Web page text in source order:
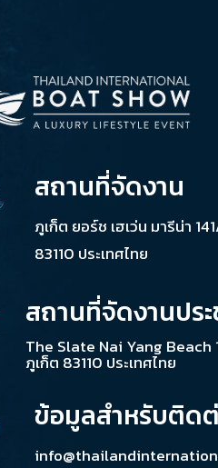
สถานที่จัดงาน
ภูเก็ต ยอร์ช เฮเว่น มารีน่า
83110 ประเทศไทย
สถานที่จัดงานปร
The Slate Nai Yang Beach
ภูเก็ต 83110 ประเทศไทย
ข้อมูลสำหรับติดต่